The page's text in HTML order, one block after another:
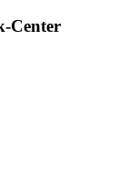
Center